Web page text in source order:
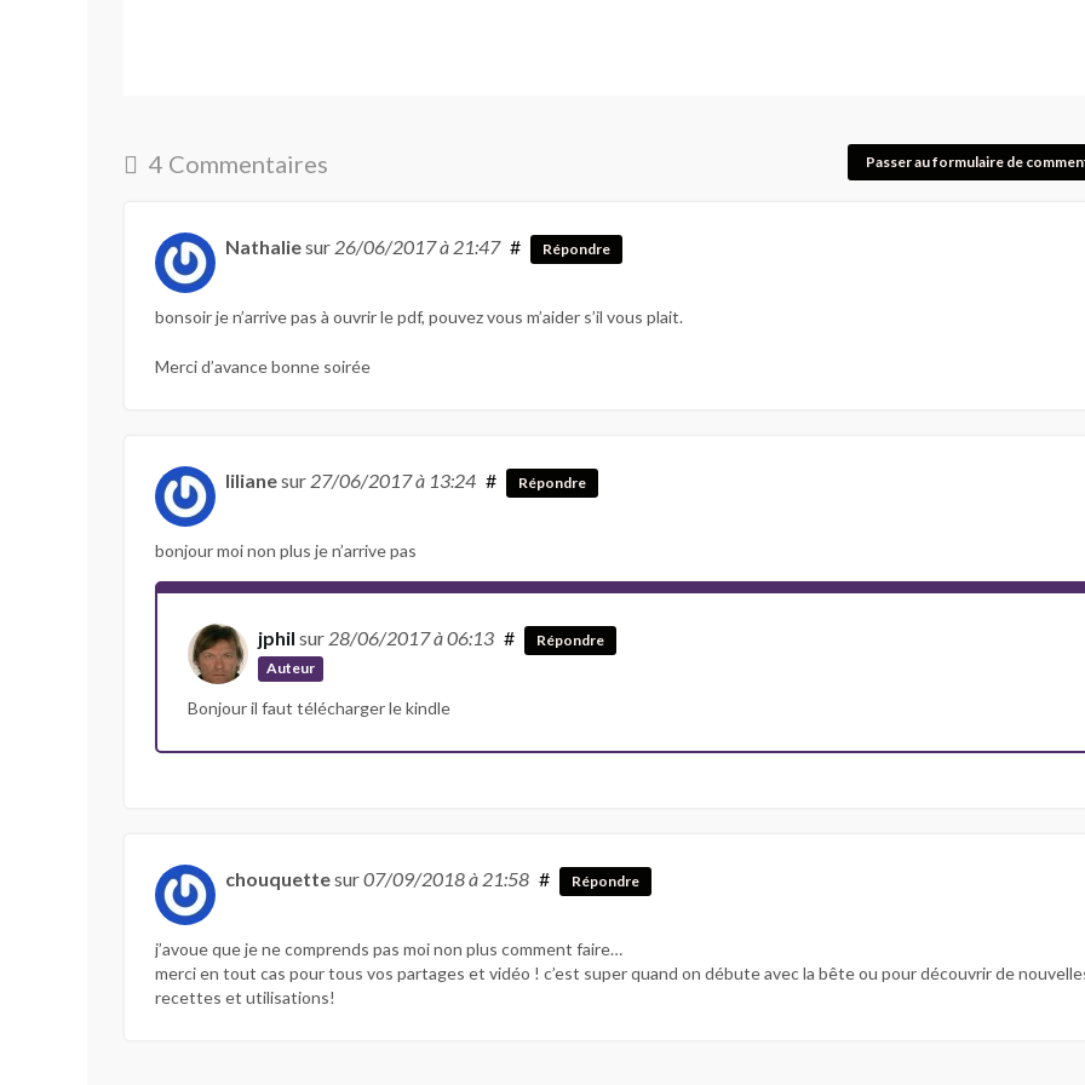
4 Commentaires Passer au formulaire de
Nathaliesur 26/06/2017à 21:47 # Répondre
bonsoir je n’arrive pas à ouvrir le pdf, pouvez vous m’aider s’il vous plait.
Merci d’avance bonne soirée
lilianesur 27/06/2017à 13:24 # Répondre
bonjour moi non plus je n’arrive pas
jphil sur 28/06/2017à 06:13
Auteur
# Répondre
Bonjour il faut télécharger le kindle
chouquettesur07/09/2018à 21:58 # Répondre
j’avoue que je ne comprends pas moi non plus comment faire…
merci en tout cas pour tous vos partages et vidéo ! c’est super quand on débute avec la bête ou pour découvrir de
recettes et utilisations!